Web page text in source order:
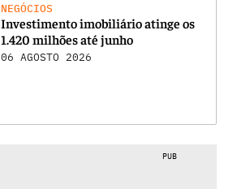
NEGÓCIOS
Investimento imobiliário atinge os
1.420 milhões até junho
06 AGOSTO 2026
PUB